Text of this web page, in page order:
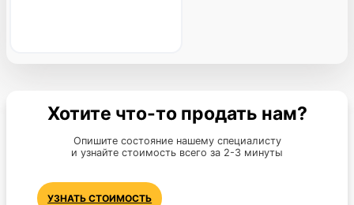
Хотите что-то продать нам?
Опишите состояние нашему специалисту
и узнайте стоимость всего за 2-3 минуты
УЗНАТЬ СТОИМОСТЬ